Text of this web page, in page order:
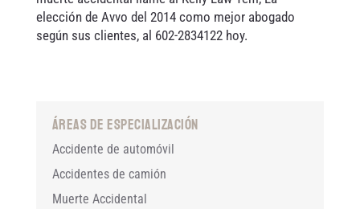
Áreas de Especialización
Accidente de automóvil
Accidentes de camión
Muerte Accidental
elección de Avvo del 2014 como mejor abogado
según sus clientes, al 602-2834122 hoy.